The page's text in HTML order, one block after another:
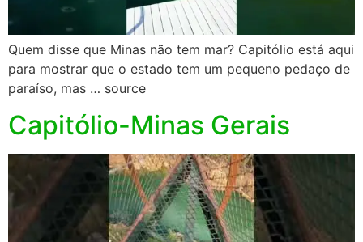
Quem disse que Minas não tem mar? Capitólio está aqui
para mostrar que o estado tem um pequeno pedaço de
paraíso, mas … source
Capitólio-Minas Gerais